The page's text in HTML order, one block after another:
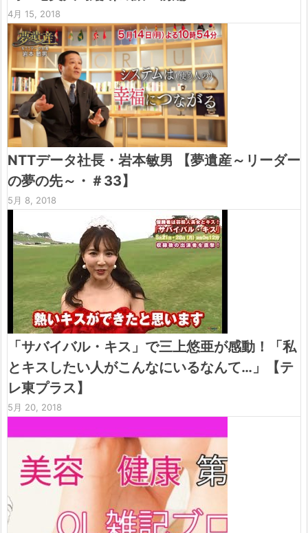
4月 15, 2018
NTTデータ社長・岩本敏男 【夢遺産～リーダー
の夢の先～・＃33】
5月 8, 2018
「サバイバル・キス」で三上悠亜が感動！「私
とキスしたい人がこんなにいるなんて…」【テ
レ東プラス】
5月 20, 2018